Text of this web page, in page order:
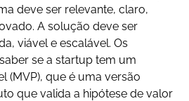
deve ser relevante, claro,
A solução deve ser
viável e escalável. Os
se a startup tem um
(MVP), que é uma versão
que valida a hipótese de valor